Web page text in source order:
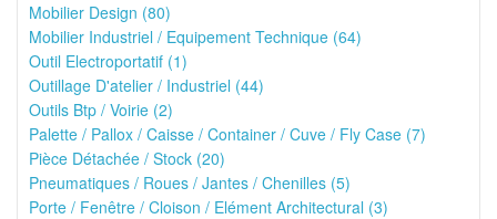
Mobilier Design (80)
Mobilier Industriel / Equipement Technique (64)
Outil Electroportatif (1)
Outillage D'atelier / Industriel (44)
Outils Btp / Voirie (2)
Palette / Pallox / Caisse / Container / Cuve / Fly Case (7)
Pièce Détachée / Stock (20)
Pneumatiques / Roues / Jantes / Chenilles (5)
Porte / Fenêtre / Cloison / Elément Architectural (3)